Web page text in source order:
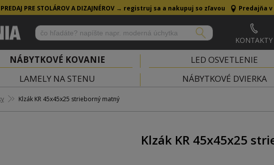
PREDAJ PRE STOLÁROV A DIZAJNÉROV → registruj sa a nakupuj so zľavou Predajňa
KONTAKTY
NÁBYTKOVÉ KOVANIE LED OSVETLENIE
LAMELY NA STENU NÁBYTKOVÉ DVIERKA
Klzák KR 45x45x25 strieborný matný
Klzák KR 45x45x25